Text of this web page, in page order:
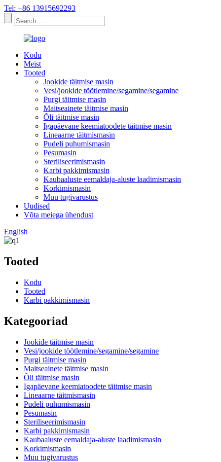
Tel: +86 13915692293
Kodu
Meist
Tooted
Jookide täitmise masin
Vesi/jookide töötlemine/segamine/segamine
Purgi täitmise masin
Maitseainete täitmise masin
Õli täitmise masin
Igapäevane keemiatoodete täitmise masin
Lineaarne täitmismasin
Pudeli puhumismasin
Pesumasin
Steriliseerimismasin
Karbi pakkimismasin
Kaubaaluste eemaldaja-aluste laadimismasin
Korkimismasin
Muu tugivarustus
Uudised
Võta meiega ühendust
English
Tooted
Kodu
Tooted
Karbi pakkimismasin
Kategooriad
Jookide täitmise masin
Vesi/jookide töötlemine/segamine/segamine
Purgi täitmise masin
Maitseainete täitmise masin
Õli täitmise masin
Igapäevane keemiatoodete täitmise masin
Lineaarne täitmismasin
Pudeli puhumismasin
Pesumasin
Steriliseerimismasin
Karbi pakkimismasin
Kaubaaluste eemaldaja-aluste laadimismasin
Korkimismasin
Muu tugivarustus